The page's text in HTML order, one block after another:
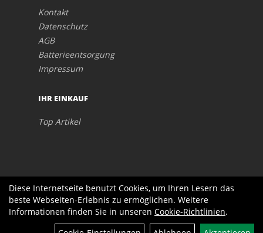
Kontakt
Datenschutz
AGB
Batterieentsorgung
Impressum
IHR EINKAUF
Top Artikel
Diese Internetseite benutzt Cookies, um Ihren Lesern das
beste Webseiten-Erlebnis zu ermöglichen. Weitere
Informationen finden Sie in unseren Cookie-Richtlinien.